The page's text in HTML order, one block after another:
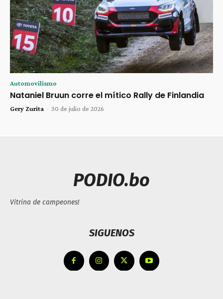
Automovilismo
Nataniel Bruun corre el mítico Rally de Finlandia
Gery Zurita - 30 de julio de 2026
PODIO.bo
Vitrina de campeones!
SIGUENOS